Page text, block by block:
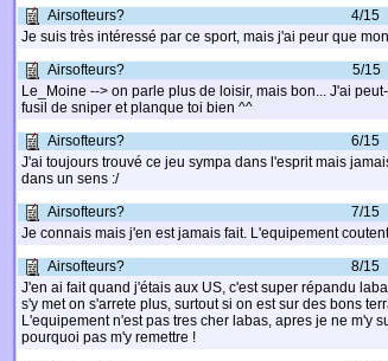
Airsofteurs?
4/15
Je suis très intéressé par ce sport, mais j'ai peur que
Airsofteurs?
5/15
Le_Moine --> on parle plus de loisir, mais bon... J'ai
fusil de sniper et planque toi bien ^^
Airsofteurs?
6/15
J'ai toujours trouvé ce jeu sympa dans l'esprit mais
dans un sens :/
Airsofteurs?
7/15
Je connais mais j'en est jamais fait. L'equipement
Airsofteurs?
8/15
J'en ai fait quand j'étais aux US, c'est super répandu
s'y met on s'arrete plus, surtout si on est sur des bons
L'equipement n'est pas tres cher labas, apres je ne m'y
pourquoi pas m'y remettre !